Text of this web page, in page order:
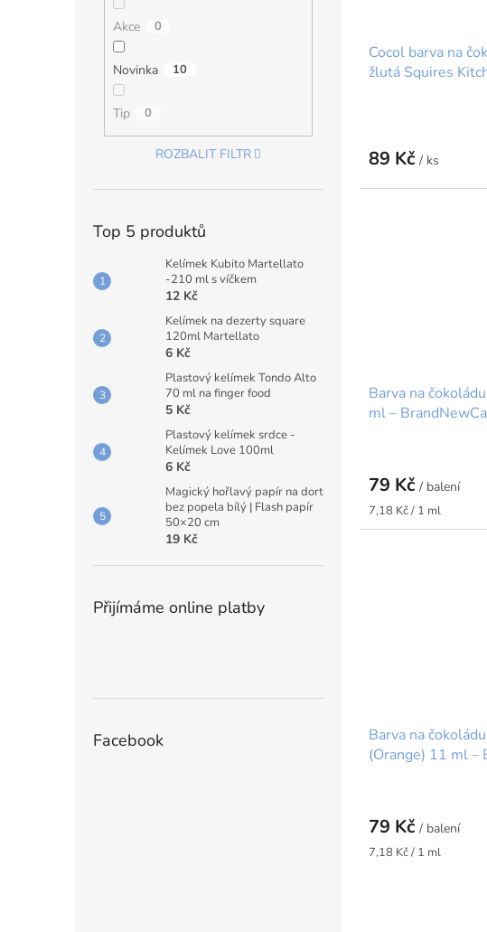
Akce 0
Novinka 10
Tip 0
ROZBALIT FILTR
Top 5 produktů
Kelímek Kubito Martellato
-210 ml s víčkem
12 Kč
Kelímek na dezerty square
120ml Martellato
6 Kč
Plastový kelímek Tondo Alto
70 ml na finger food
5 Kč
Plastový kelímek srdce -
Kelímek Love 100ml
6 Kč
Magický hořlavý papír na dort
bez popela bílý | Flash papír
50×20 cm
19 Kč
Přijímáme online platby
Facebook
Cocol barva na
žlutá Squires
89 Kč / ks
Barva na
ml –
79 Kč / balení
Měrná
cena:
7,18 Kč / 1 ml
Barva na
(Orange) 11 ml –
79 Kč / balení
Měrná
7,18 Kč / 1 ml